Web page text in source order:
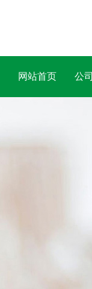
网站首页 公